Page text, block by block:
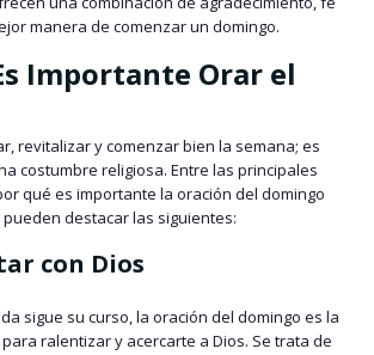
manera de comenzar un domingo.
Importante Orar el
revitalizar y comenzar bien la semana; es
costumbre religiosa. Entre las principales
qué es importante la oración del domingo
destacar las siguientes:
con Dios
sigue su curso, la oración del domingo es la
ralentizar y acercarte a Dios. Se trata de